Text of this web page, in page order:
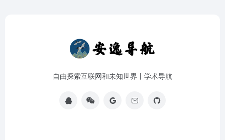
自由探索互联网和未知世界丨学术导航